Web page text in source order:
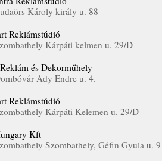
Károly király u. 88
Reklámstúdió
Kárpáti kelmen u. 29/D
és Dekorműhely
Ady Endre u. 4.
Reklámstúdió
Kárpáti Kelemen u. 29/D
Kft
Szombathely, Géfin Gyula u. 9